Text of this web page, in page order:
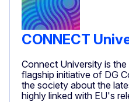
CONNECT
Connect University is
flagship initiative of DG
the society about the
highly linked with EU's